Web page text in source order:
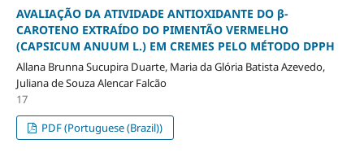
AVALIAÇÃO DA ATIVIDADE ANTIOXIDANTE DO β-
CAROTENO EXTRAÍDO DO PIMENTÃO VERMELHO
(CAPSICUM ANUUM L.) EM CREMES PELO MÉTODO DPPH
Allana Brunna Sucupira Duarte, Maria da Glória Batista Azevedo,
Juliana de Souza Alencar Falcão
17
PDF (Portuguese (Brazil))